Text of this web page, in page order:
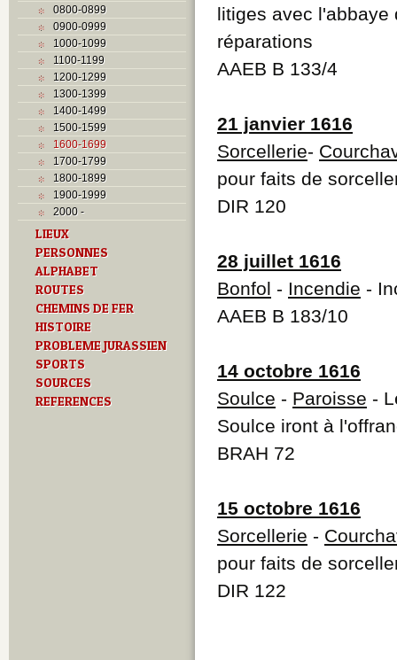
0800-0899
0900-0999
1000-1099
1100-1199
1200-1299
1300-1399
1400-1499
1500-1599
1600-1699
1700-1799
1800-1899
1900-1999
2000 -
LIEUX
PERSONNES
ALPHABET
ROUTES
CHEMINS DE FER
HISTOIRE
PROBLEME JURASSIEN
SPORTS
SOURCES
REFERENCES
litiges avec l'abbaye
réparations
AAEB B 133/4
21 janvier 1616
Sorcellerie-
pour faits de
DIR 120
28 juillet 1616
Bonfol - Incendie -
AAEB B 183/10
14 octobre 1616
Soulce - Paroisse -
Soulce iront à
BRAH 72
15 octobre 1616
Sorcellerie -
pour faits de
DIR 122